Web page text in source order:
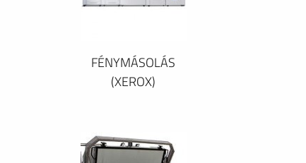
FÉNYMÁSOLÁS
(XEROX)